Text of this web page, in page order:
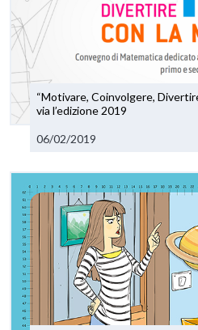
“Motivare, Coinvolgere,
via l’edizione 2019
06/02/2019